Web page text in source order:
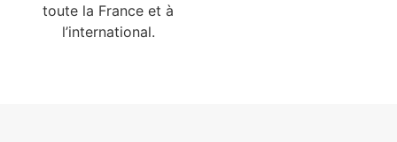
toute la France et à
l’international.